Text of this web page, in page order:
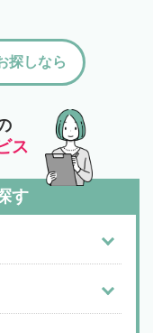
ス
探しなら
す